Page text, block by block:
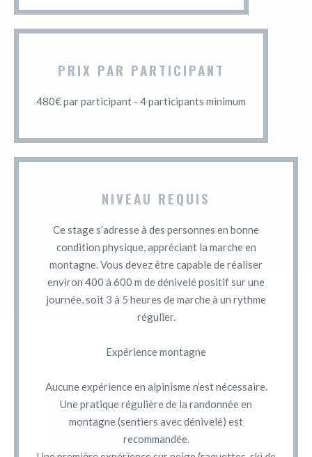
PRIX PAR PARTICIPANT
480€ par participant - 4 participants minimum
NIVEAU REQUIS
Ce stage s’adresse à des personnes en bonne
condition physique, appréciant la marche en
montagne. Vous devez être capable de réaliser
environ 400 à 600 m de dénivelé positif sur une
journée, soit 3 à 5 heures de marche à un rythme
régulier.
Expérience montagne
Aucune expérience en alpinisme n’est nécessaire.
Une pratique régulière de la randonnée en
montagne (sentiers avec dénivelé) est
recommandée.